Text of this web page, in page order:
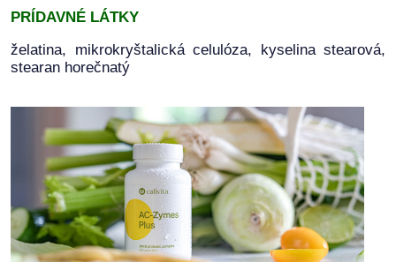
PRÍDAVNÉ LÁTKY
želatina, mikrokryštalická celulóza, kyselina stearová,
stearan horečnatý